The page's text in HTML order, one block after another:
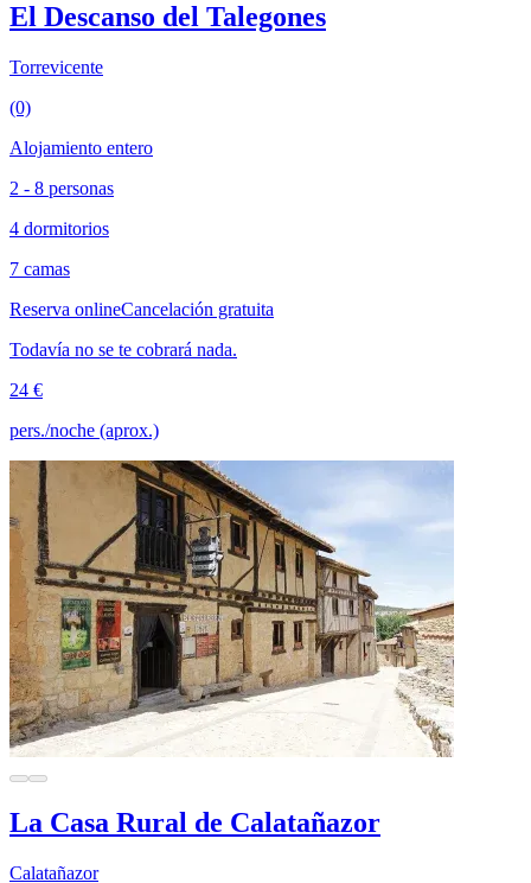
El Descanso del Talegones
Torrevicente
(0)
Alojamiento entero
2 - 8 personas
4 dormitorios
7 camas
Reserva onlineCancelación gratuita
Todavía no se te cobrará nada.
24 €
pers./noche (aprox.)
La Casa Rural de Calatañazor
Calatañazor